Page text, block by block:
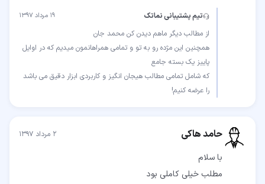
تیم پشتیبانی نماتک ۱۹ مرداد ۱۳۹۷
همچنین این مژده رو به تو و تمامی همراهانمون میدیم که در اوایل
که شامل تمامی مطالب هیجان انگیز و کاربردی ابزار دقیق می باشد
را عرضه کنیم!
حامد هاکی ۲ مرداد ۱۳۹۷